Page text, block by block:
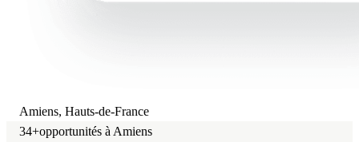
Amiens, Hauts-de-France
34+opportunités à Amiens